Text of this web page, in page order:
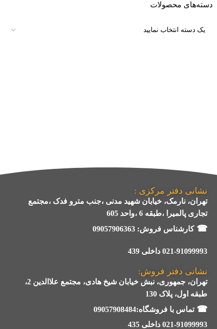
دسته‌های محصولات
نشانی دفتر مرکزی :
تهران، نارمک، خیابان شهید مدنی ،جنب مترو فدک ،مجتمع
تجاری پالمیرا ،طبقه 6 ،واحد 605
☎کارشناس فروش: 09057906363
021-91099993 داخلی 439
نشانی دفتر فروش:
تهران، جمهوری، نبش خیابان شیخ هادی، مجتمع علاالدین 2،
طبقه اول، پلاک 130
☎تماس با فروشگاه:09057908484
021-91099993 داخلی 435